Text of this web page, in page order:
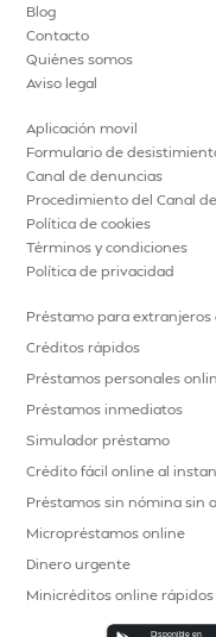
Blog
Contacto
Quiénes somos
Aviso legal
Aplicación movil
Formulario de
Canal de denuncias
Procedimiento del Canal
Política de cookies
Términos y condiciones
Política de privacidad
Préstamo para extranjeros
Créditos rápidos
Préstamos personales
Préstamos inmediatos
Simulador préstamo
Crédito fácil online al
Préstamos sin nómina sin
Micropréstamos online
Dinero urgente
Minicréditos online rápidos